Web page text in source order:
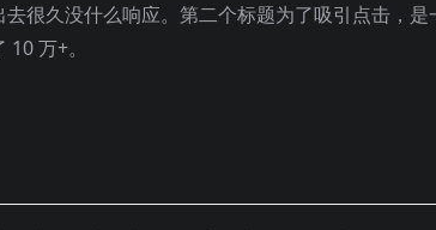
很久没什么响应。第二个标题为了吸引点击，是
万+。